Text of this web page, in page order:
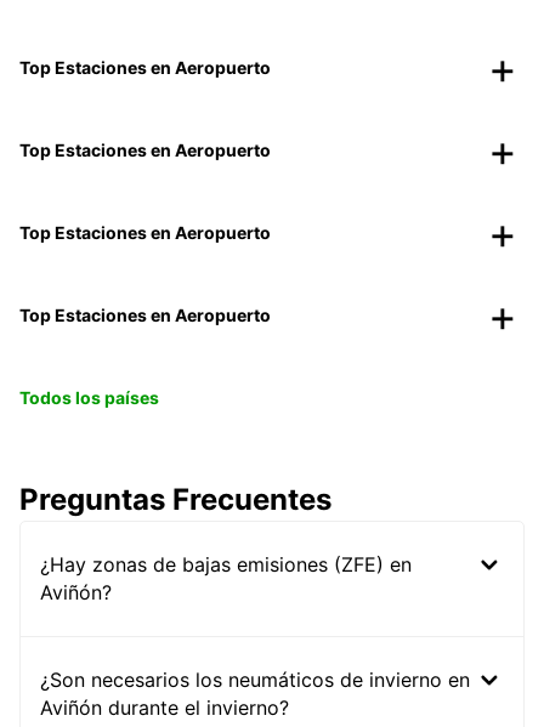
Top Estaciones en Aeropuerto
Top Estaciones en Aeropuerto
Top Estaciones en Aeropuerto
Top Estaciones en Aeropuerto
Todos los países
Preguntas Frecuentes
¿Hay zonas de bajas emisiones (ZFE) en
Aviñón?
¿Son necesarios los neumáticos de invierno en
Aviñón durante el invierno?